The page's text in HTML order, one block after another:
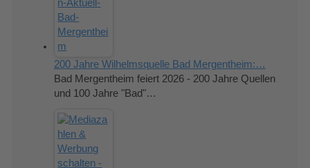
200 Jahre Wilhelmsquelle Bad Mergentheim:…
Bad Mergentheim feiert 2026 - 200 Jahre Quellen
und 100 Jahre "Bad"…